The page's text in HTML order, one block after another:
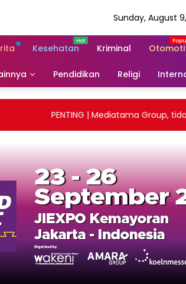
Sunday, August
Kesehatan Kriminal
Pendidikan Religi
PENTING | Mediatama Group,